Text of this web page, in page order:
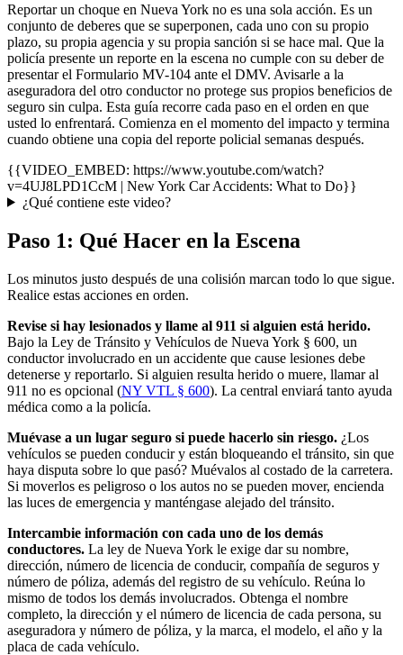
Reportar un choque en Nueva York no es una sola acción. Es un
conjunto de deberes que se superponen, cada uno con su propio
plazo, su propia agencia y su propia sanción si se hace mal. Que la
policía presente un reporte en la escena no cumple con su deber de
presentar el Formulario MV-104 ante el DMV. Avisarle a la
aseguradora del otro conductor no protege sus propios beneficios de
seguro sin culpa. Esta guía recorre cada paso en el orden en que
usted lo enfrentará. Comienza en el momento del impacto y termina
cuando obtiene una copia del reporte policial semanas después.
{{VIDEO_EMBED: https://www.youtube.com/watch?
v=4UJ8LPD1CcM | New York Car Accidents: What to Do}}
¿Qué contiene este video?
Paso 1: Qué Hacer en la Escena
Los minutos justo después de una colisión marcan todo lo que sigue.
Realice estas acciones en orden.
Revise si hay lesionados y llame al 911 si alguien está herido.
Bajo la Ley de Tránsito y Vehículos de Nueva York § 600, un
conductor involucrado en un accidente que cause lesiones debe
detenerse y reportarlo. Si alguien resulta herido o muere, llamar al
911 no es opcional (NY VTL § 600). La central enviará tanto ayuda
médica como a la policía.
Muévase a un lugar seguro si puede hacerlo sin riesgo. ¿Los
vehículos se pueden conducir y están bloqueando el tránsito, sin que
haya disputa sobre lo que pasó? Muévalos al costado de la carretera.
Si moverlos es peligroso o los autos no se pueden mover, encienda
las luces de emergencia y manténgase alejado del tránsito.
Intercambie información con cada uno de los demás
conductores. La ley de Nueva York le exige dar su nombre,
dirección, número de licencia de conducir, compañía de seguros y
número de póliza, además del registro de su vehículo. Reúna lo
mismo de todos los demás involucrados. Obtenga el nombre
completo, la dirección y el número de licencia de cada persona, su
aseguradora y número de póliza, y la marca, el modelo, el año y la
placa de cada vehículo.